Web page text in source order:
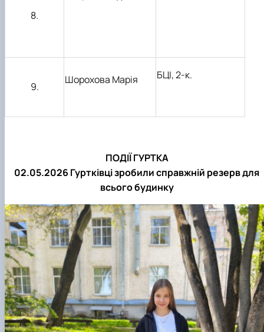
8.
9.
Шорохова Марія БЦІ, 2-к.
ПОДІЇ ГУРТКА
02.05.2026 Гуртківці зробили справжній резерв для
всього будинку